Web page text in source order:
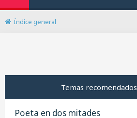
Índice general
Temas recomendados
Poeta en dos mitades